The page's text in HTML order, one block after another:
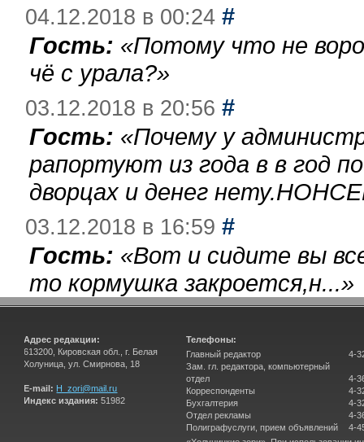
04.12.2018 в 00:24 #
Гость: «Потому что не
чё с урала?»
03.12.2018 в 20:56 #
Гость: «Почему у
рапортуют из года в в год
дворцах и денег
03.12.2018 в 16:59 #
Гость: «Вот и сидите вы
то кормушка закроется,н...»
Адрес редакции:
613200, Кировская обл., г. Белая
Холуница, ул. Смирнова, 18
E-mail: H_zori@mail.ru
Индекс издания: 51982
Телефоны:
Главный редактор
Зам. гл. редактора, компьютерный
отдел
Корреспонденты
Бухгалтерия
Отдел рекламы
Полиграфуслуги, прием объявлений
4-
4-
4-
4-
4-
4-